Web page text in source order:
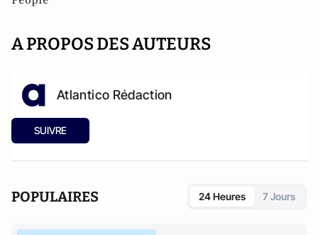
A PROPOS DES AUTEURS
Atlantico Rédaction
SUIVRE
POPULAIRES 24 Heures 7 Jours